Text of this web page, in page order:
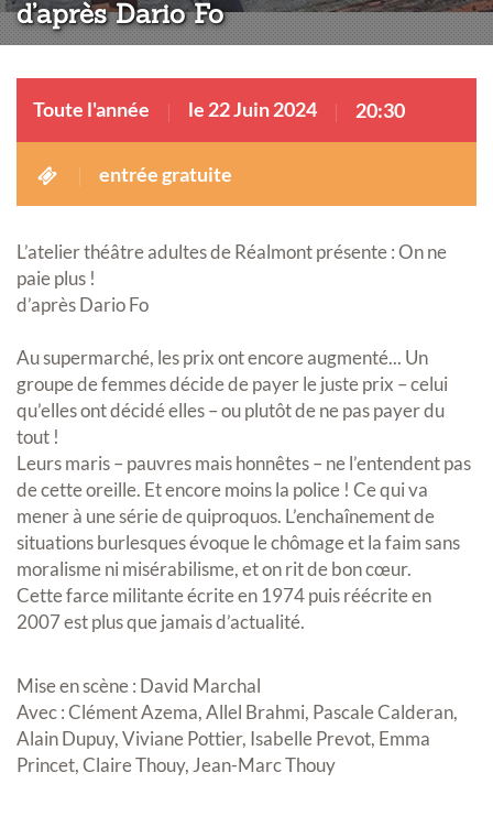
d’après Dario Fo
Toute l'année le 22 Juin 2024 20:30
entrée gratuite
L’atelier théâtre adultes de Réalmont présente : On ne
paie plus !
d’après Dario Fo
Au supermarché, les prix ont encore augmenté... Un
groupe de femmes décide de payer le juste prix – celui
qu’elles ont décidé elles – ou plutôt de ne pas payer du
tout !
Leurs maris – pauvres mais honnêtes – ne l’entendent pas
de cette oreille. Et encore moins la police ! Ce qui va
mener à une série de quiproquos. L’enchaînement de
situations burlesques évoque le chômage et la faim sans
moralisme ni misérabilisme, et on rit de bon cœur.
Cette farce militante écrite en 1974 puis réécrite en
2007 est plus que jamais d’actualité.
Mise en scène : David Marchal
Avec : Clément Azema, Allel Brahmi, Pascale Calderan,
Alain Dupuy, Viviane Pottier, Isabelle Prevot, Emma
Princet, Claire Thouy, Jean-Marc Thouy